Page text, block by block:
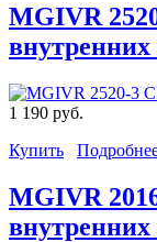
MGIVR
1 190 руб.
Купить
MGIVR